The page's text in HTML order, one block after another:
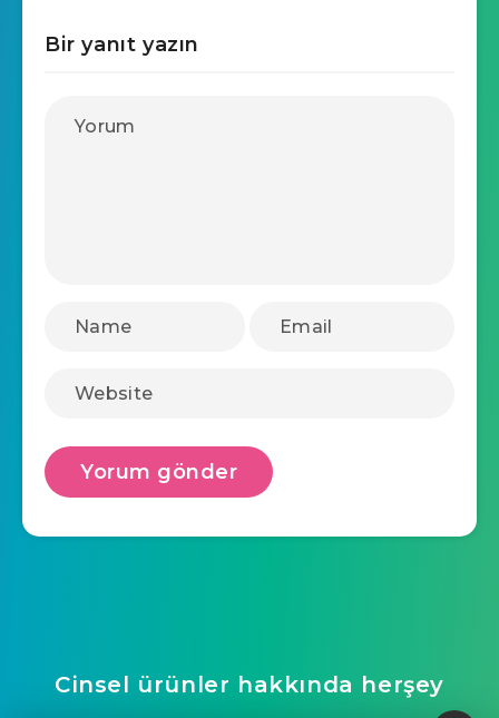
Bir yanıt yazın
Cinsel ürünler hakkında herşey